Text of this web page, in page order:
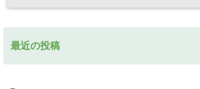
最近の投稿